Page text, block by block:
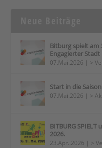
Bitburg spielt am
Engagierter Stadt
07.Mai.2026 | >
Start in die
07.Mai.2026 | >
BITBURG
2026.
23.Apr..2026 | >